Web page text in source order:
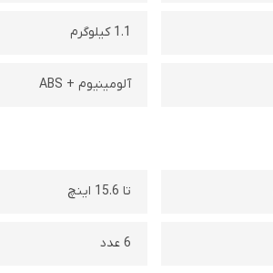
1.1 کیلوگرم
آلومینیوم + ABS
تا 15.6 اینچ
6 عدد